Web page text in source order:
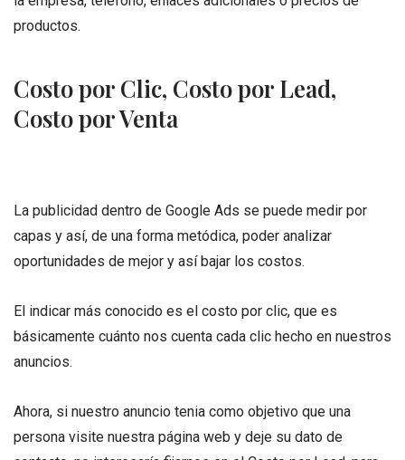
productos.
Costo por Clic, Costo por Lead,
Costo por Venta
La publicidad dentro de Google Ads se puede medir por
capas y así, de una forma metódica, poder analizar
oportunidades de mejor y así bajar los costos.
El indicar más conocido es el costo por clic, que es
básicamente cuánto nos cuenta cada clic hecho en nuestros
anuncios.
Ahora, si nuestro anuncio tenia como objetivo que una
persona visite nuestra página web y deje su dato de